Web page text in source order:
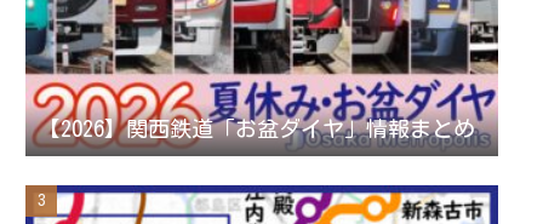
a
n
n
【2026】関西鉄道「お盆ダイヤ」情報まとめ